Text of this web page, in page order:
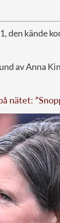
den kände
av Anna
nätet: